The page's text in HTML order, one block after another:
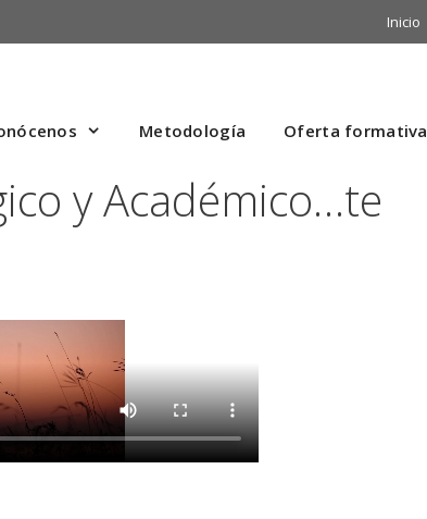
Inicio
Metodología Oferta formativa
y Académico…te